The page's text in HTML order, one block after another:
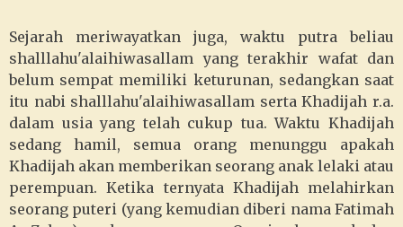
Sejarah meriwayatkan juga, waktu putra beliau
shalllahu'alaihiwasallam yang terakhir wafat dan
belum sempat memiliki keturunan, sedangkan saat
itu nabi shalllahu'alaihiwasallam serta Khadijah r.a.
dalam usia yang telah cukup tua. Waktu Khadijah
sedang hamil, semua orang menunggu apakah
Khadijah akan memberikan seorang anak lelaki atau
perempuan. Ketika ternyata Khadijah melahirkan
seorang puteri (yang kemudian diberi nama Fatimah